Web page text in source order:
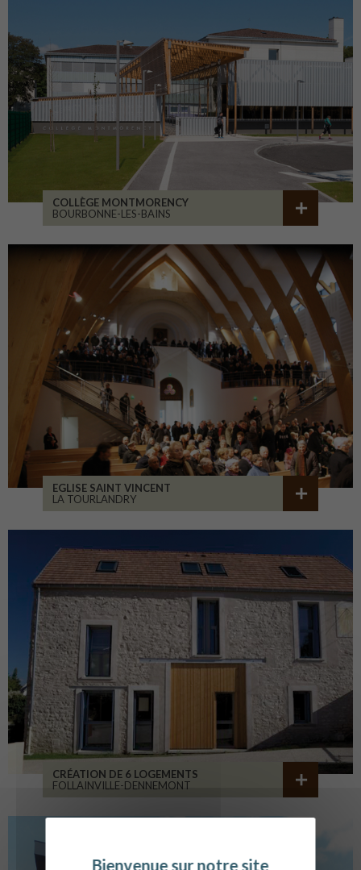
COLLÈGE MONTMORENCY
BOURBONNE-LES-BAINS
EGLISE SAINT VINCENT
LA TOURLANDRY
CRÉATION DE 6 LOGEMENTS
FOLLAINVILLE-DENNEMONT